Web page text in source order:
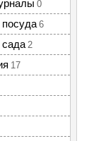
0
6
2
17